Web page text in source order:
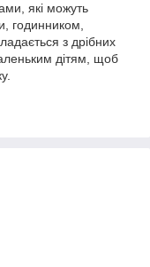
які можуть
годинником,
з дрібних
дітям, щоб